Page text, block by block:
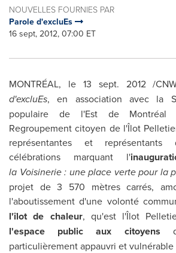
NOUVELLES FOURNIES PAR
Parole d'excluEs
16 sept, 2012, 07:00 ET
MONTRÉAL, le 13 sept. 2012/
d'excluEs, en association avec la
populaire de l'Est de Montréal
Regroupement citoyen de l'Îlot
représentantes et
célébrations marquant l'
la Voisinerie : une place verte pour la
projet de 3 570 mètres carrés,
l'aboutissement d'une volonté
l'îlot de chaleur, qu'est l'Îlot
l'espace public aux citoyens
particulièrement appauvri et